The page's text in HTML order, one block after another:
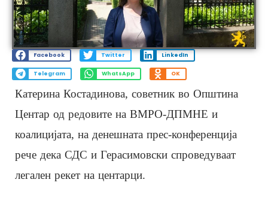
Facebook Twitter LinkedIn
Telegram WhatsApp OK
Катерина Костадинова, советник во Општина
Центар од редовите на ВМРО-ДПМНЕ и
коалицијата, на денешната прес-конференција
рече дека СДС и Герасимовски спроведуваат
легален рекет на центарци.